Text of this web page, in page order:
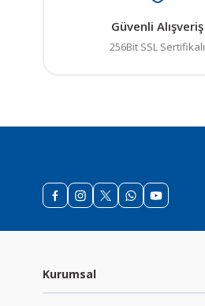
Güvenli Alışveriş
256Bit SSL Sertifikalı
Kurumsal